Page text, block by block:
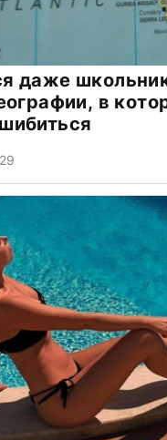
даже
в